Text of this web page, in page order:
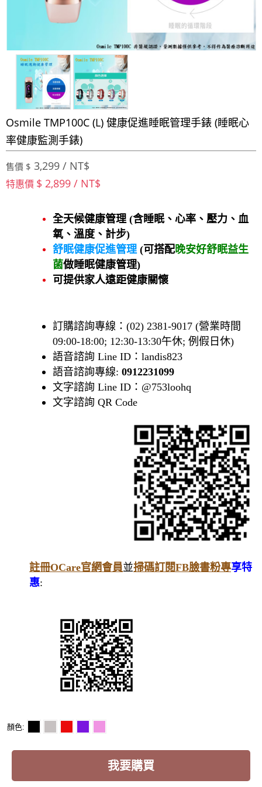
Osmile TMP100C (L) 健康促進睡眠管理手錶 (睡眠心
率健康監測手錶)
售價 $ 3,299 / NT$
特惠價 $ 2,899 / NT$
全天候健康管理 (含睡眠、心率、壓力、血
氧、溫度、計步)
舒眠健康促進管理(可搭配晚安好舒眠益生
菌做睡眠健康管理)
可提供家人遠距健康關懷
訂購諮詢專線：(02) 2381-9017 (營業時間
09:00-18:00; 12:30-13:30午休; 例假日休)
語音諮詢 Line ID：landis823
語音諮詢專線: 0912231099
文字諮詢 Line ID：@753loohq
文字諮詢 QR Code
註冊OCare官網會員並掃碼訂閱FB臉書粉專享特
惠:
顏色
我要購買